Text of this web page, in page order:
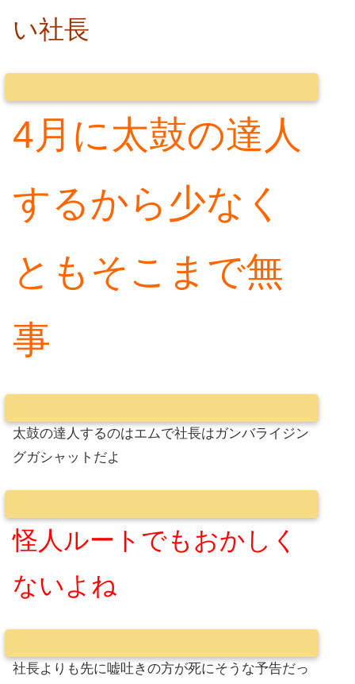
い社長
4月に太鼓の達人
するから少なく
ともそこまで無
事
太鼓の達人するのはエムで社長はガンバライジン
グガシャットだよ
怪人ルートでもおかしく
ないよね
社長よりも先に嘘吐きの方が死にそうな予告だっ